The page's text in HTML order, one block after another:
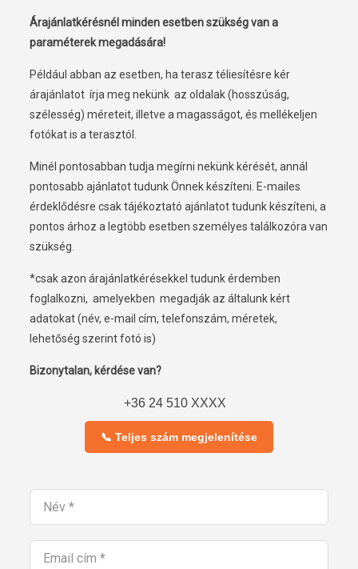
Árajánlatkérésnél minden esetben szükség van a
paraméterek megadására!
Például abban az esetben, ha terasz téliesítésre kér
árajánlatot írja meg nekünk az oldalak (hosszúság,
szélesség) méreteit, illetve a magasságot, és mellékeljen
fotókat is a terasztól.
Minél pontosabban tudja megírni nekünk kérését, annál
pontosabb ajánlatot tudunk Önnek készíteni. E-mailes
érdeklődésre csak tájékoztató ajánlatot tudunk készíteni, a
pontos árhoz a legtöbb esetben személyes találkozóra van
szükség.
*csak azon árajánlatkérésekkel tudunk érdemben
foglalkozni, amelyekben megadják az általunk kért
adatokat (név, e-mail cím, telefonszám, méretek,
lehetőség szerint fotó is)
Bizonytalan, kérdése van?
+36 24 510 XXXX
📞 Teljes szám megjelenítése